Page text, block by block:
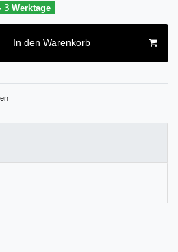
3 Werktage
In den Warenkorb